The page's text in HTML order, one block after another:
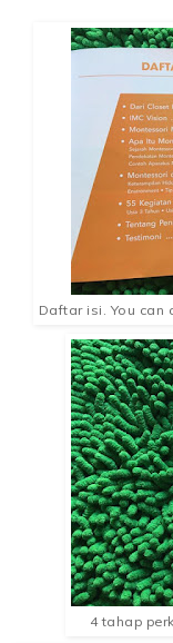
Daftar isi. You can
4 tahap